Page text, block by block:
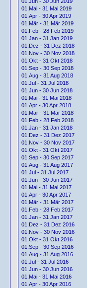
01.Mai - 31 Mai 2019
01.Apr - 30 Apr 2019
01.Mär - 31 Mär 2019
01.Feb - 28 Feb 2019
01.Jan - 31 Jan 2019
01.Dez - 31 Dez 2018
01.Nov - 30 Nov 2018
01.Okt - 31 Okt 2018
01.Sep - 30 Sep 2018
01.Aug - 31 Aug 2018
01.Jul - 31 Jul 2018
01.Jun - 30 Jun 2018
01.Mai - 31 Mai 2018
01.Apr - 30 Apr 2018
01.Mär - 31 Mär 2018
01.Feb - 28 Feb 2018
01.Jan - 31 Jan 2018
01.Dez - 31 Dez 2017
01.Nov - 30 Nov 2017
01.Okt - 31 Okt 2017
01.Sep - 30 Sep 2017
01.Aug - 31 Aug 2017
01.Jul - 31 Jul 2017
01.Jun - 30 Jun 2017
01.Mai - 31 Mai 2017
01.Apr - 30 Apr 2017
01.Mär - 31 Mär 2017
01.Feb - 28 Feb 2017
01.Jan - 31 Jan 2017
01.Dez - 31 Dez 2016
01.Nov - 30 Nov 2016
01.Okt - 31 Okt 2016
01.Sep - 30 Sep 2016
01.Aug - 31 Aug 2016
01.Jul - 31 Jul 2016
01.Jun - 30 Jun 2016
01.Mai - 31 Mai 2016
01.Apr - 30 Apr 2016